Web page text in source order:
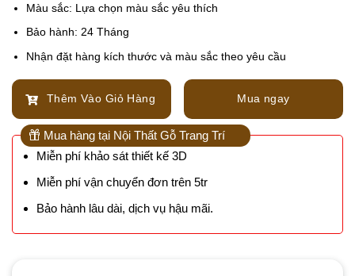
Màu sắc: Lựa chọn màu sắc yêu thích
Bảo hành: 24 Tháng
Nhận đặt hàng kích thước và màu sắc theo yêu cầu
Thêm Vào Giỏ Hàng Mua ngay
Mua hàng tại Nội Thất Gỗ Trang Trí
Miễn phí khảo sát thiết kế 3D
Miễn phí vận chuyển đơn trên 5tr
Bảo hành lâu dài, dịch vụ hậu mãi.